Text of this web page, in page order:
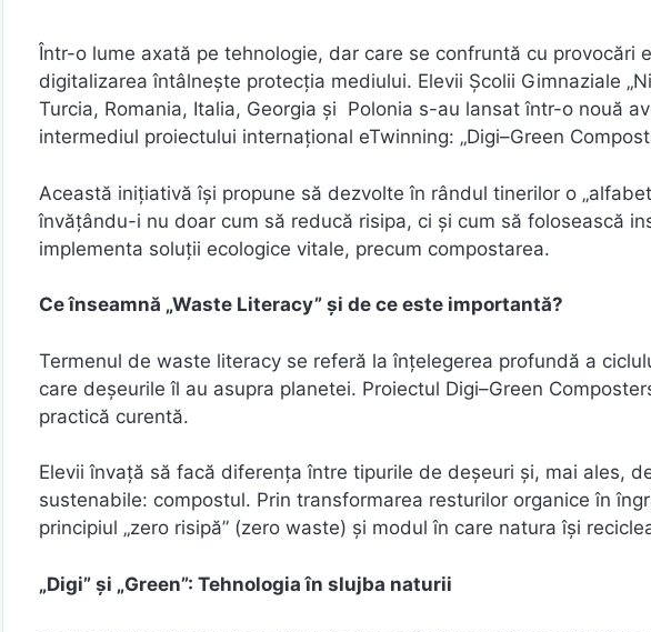
Într-o lume axată pe tehnologie, dar care se confruntă cu provocări
digitalizarea întâlnește protecția mediului. Elevii Școlii Gimnaziale
Turcia, Romania, Italia, Georgia și Polonia s-au lansat într-o nouă
intermediul proiectului internațional eTwinning: „Digi–Green
Această inițiativă își propune să dezvolte în rândul tinerilor o
învățându-i nu doar cum să reducă risipa, ci și cum să folosească
implementa soluții ecologice vitale, precum compostarea.
Ce înseamnă „Waste Literacy” și de ce este importantă?
Termenul de waste literacy se referă la înțelegerea profundă a
care deșeurile îl au asupra planetei. Proiectul Digi–Green
practică curentă.
Elevii învață să facă diferența între tipurile de deșeuri și, mai ales,
sustenabile: compostul. Prin transformarea resturilor organice în
principiul „zero risipă” (zero waste) și modul în care natura își
„Digi” și „Green”: Tehnologia în slujba naturii